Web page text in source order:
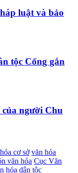
luật và bảo
tộc Cống gắn
người Chu
cơ sở văn hóa
văn hóa Cục Văn
hóa dân tộc